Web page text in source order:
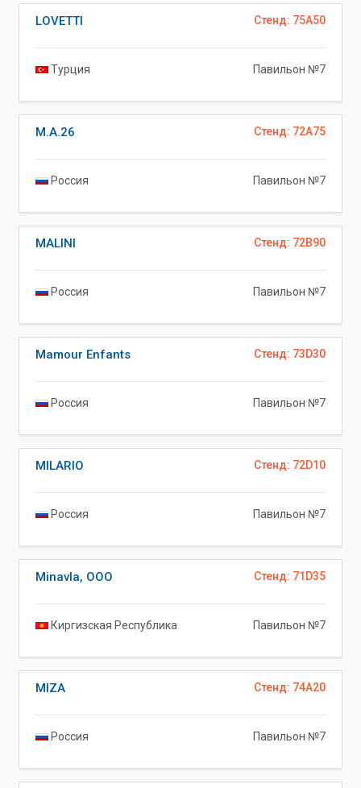
Стенд: 75A50
LOVETTI
Турция Павильон №7
Стенд: 72A75
M.A.26
Россия Павильон №7
Стенд: 72B90
MALINI
Россия Павильон №7
Стенд: 73D30
Mamour Enfants
Россия Павильон №7
Стенд: 72D10
MILARIO
Россия Павильон №7
Стенд: 71D35
Minavla, ООО
Киргизская Республика Павильон №7
Стенд: 74A20
MIZA
Россия Павильон №7